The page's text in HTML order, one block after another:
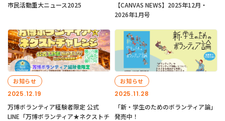
市民活動重大ニュース2025
【CANVAS NEWS】2025年12月・
2026年1月号
2025.12.19
お知らせ
万博ボランティア経験者限定 公式
LINE「万博ボランティア★ネクストチ
2025.11.28
お知らせ
「新・学生のためのボランティア論」
発売中！